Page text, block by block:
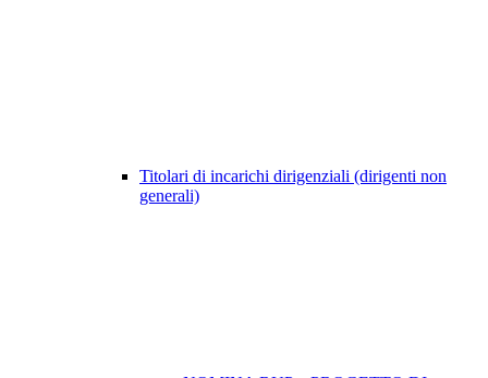
Titolari di incarichi dirigenziali (dirigenti non
generali)